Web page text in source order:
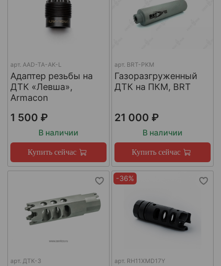
арт. AAD-TA-AK-L
Адаптер резьбы на
ДТК «Левша»,
Armacon
1 500 ₽
В наличии
Купить сейчас
арт. BRT-PKM
Газоразгруженный
ДТК на ПКМ, BRT
21 000 ₽
В наличии
Купить сейчас
арт. ДТК-3
-36%
арт. RH11XMD17Y